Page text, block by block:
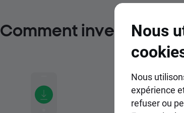
Comment investir dans
Nous
Nous
expérience
refuser ou